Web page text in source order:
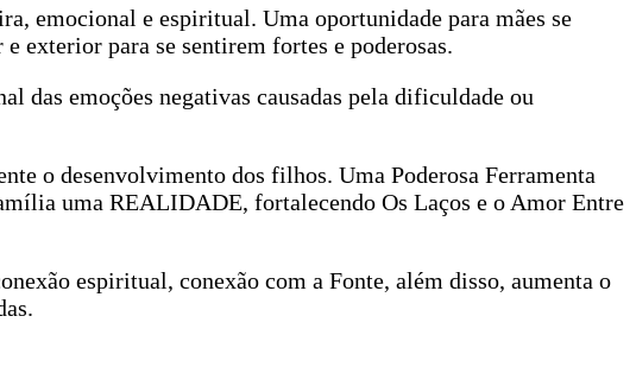
emocional e espiritual. Uma oportunidade para mães se
exterior para se sentirem fortes e poderosas.
das emoções negativas causadas pela dificuldade ou
o desenvolvimento dos filhos. Uma Poderosa Ferramenta
uma REALIDADE, fortalecendo Os Laços e o Amor Entre
espiritual, conexão com a Fonte, além disso, aumenta o